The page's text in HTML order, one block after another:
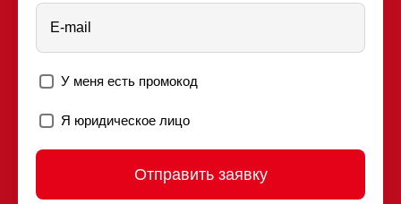
E-mail
У меня есть промокод
Я юридическое лицо
Отправить заявку